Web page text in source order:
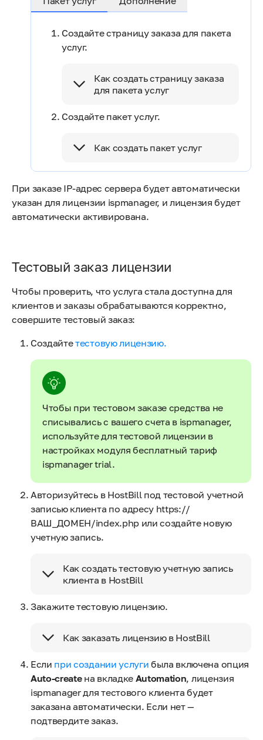
Создайте страницу заказа для пакета
услуг.
Как создать страницу заказа
для пакета услуг
Создайте пакет услуг.
Как создать пакет услуг
При заказе IP-адрес сервера будет автоматически
указан для лицензии ispmanager, и лицензия будет
автоматически активирована.
Тестовый заказ лицензии
Чтобы проверить, что услуга стала доступна для
клиентов и заказы обрабатываются корректно,
совершите тестовый заказ:
Создайтетестовую лицензию.
Чтобы при тестовом заказе средства не
списывались с вашего счета в ispmanager,
используйте для тестовой лицензии в
настройках модуля бесплатный тариф
ispmanager trial.
Авторизуйтесь в HostBill под тестовой учетной
записью клиента по адресу https://
ВАШ_ДОМЕН/index.php или создайте новую
учетную запись.
Как создать тестовую учетную запись
клиента в HostBill
Закажите тестовую лицензию.
Как заказать лицензию в HostBill
Если при создании услуги была включена опция
Auto-createна вкладке Automation, лицензия
ispmanager для тестового клиента будет
заказана автоматически. Если нет —
подтвердите заказ.